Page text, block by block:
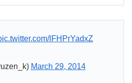
lFHPrYadxZ
March 29, 2014